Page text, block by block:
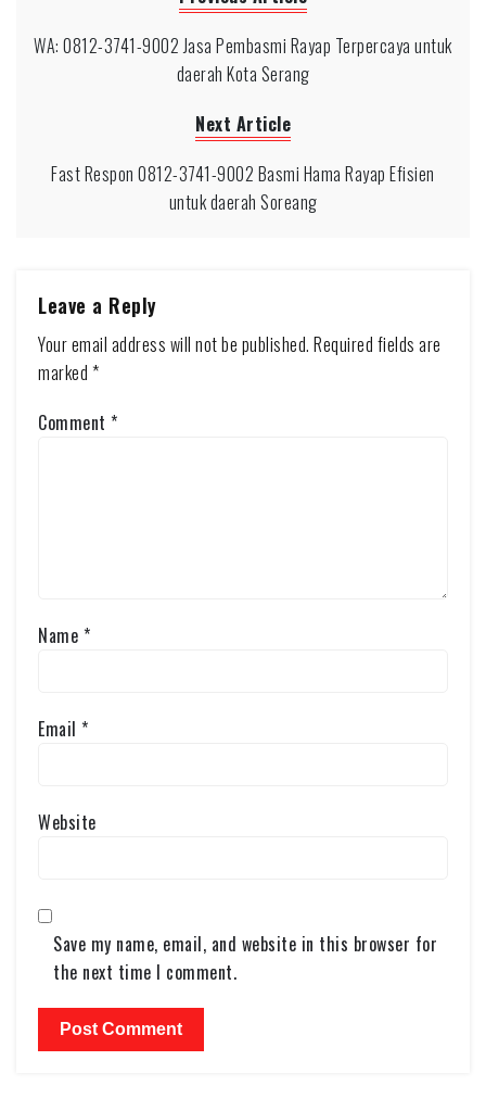
WA: 0812-3741-9002 Jasa Pembasmi Rayap Terpercaya untuk
daerah Kota Serang
Next Article
Fast Respon 0812-3741-9002 Basmi Hama Rayap Efisien
untuk daerah Soreang
Leave a Reply
Your email address will not be published. Required fields are
marked *
Comment *
Name *
Email *
Website
Save my name, email, and website in this browser for
the next time I comment.